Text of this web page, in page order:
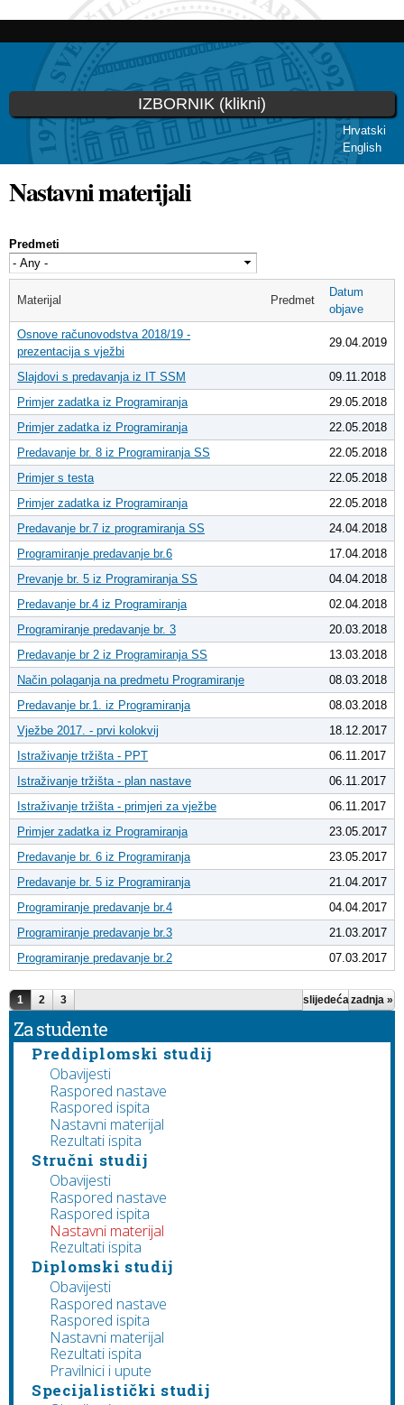
Skoči
glavni
sadržaj
Hrvatski
English
IZBORNIK (klikni)
Vi ste ovdje
Nastavni materijali
Predmeti
Materijal Predmet
Datum
objave
Osnove računovodstva 2018/19 -
prezentacija s vježbi
29.04.2019
Slajdovi s predavanja iz IT SSM
09.11.2018
Primjer zadatka iz Programiranja
29.05.2018
Primjer zadatka iz Programiranja
22.05.2018
Predavanje br. 8 iz Programiranja SS
22.05.2018
Primjer s testa
22.05.2018
Primjer zadatka iz Programiranja
22.05.2018
Predavanje br.7 iz programiranja SS
24.04.2018
Programiranje predavanje br.6
17.04.2018
Prevanje br. 5 iz Programiranja SS
04.04.2018
Predavanje br.4 iz Programiranja
02.04.2018
Programiranje predavanje br. 3
20.03.2018
Predavanje br 2 iz Programiranja SS
13.03.2018
Način polaganja na predmetu Programiranje
08.03.2018
Predavanje br.1. iz Programiranja
08.03.2018
Vježbe 2017. - prvi kolokvij
18.12.2017
Istraživanje tržišta - PPT
06.11.2017
Istraživanje tržišta - plan nastave
06.11.2017
Istraživanje tržišta - primjeri za vježbe
06.11.2017
Primjer zadatka iz Programiranja
23.05.2017
Predavanje br. 6 iz Programiranja
23.05.2017
Predavanje br. 5 iz Programiranja
21.04.2017
Programiranje predavanje br.4
04.04.2017
Programiranje predavanje br.3
21.03.2017
Programiranje predavanje br.2
07.03.2017
Stranice
1 2 3
slijedeća
›
zadnja »
Za studente
Preddiplomski studij
Obavijesti
Raspored nastave
Raspored ispita
Nastavni materijal
Rezultati ispita
Stručni studij
Obavijesti
Raspored nastave
Raspored ispita
Nastavni materijal
Rezultati ispita
Diplomski studij
Obavijesti
Raspored nastave
Raspored ispita
Nastavni materijal
Rezultati ispita
Pravilnici i upute
Specijalistički studij